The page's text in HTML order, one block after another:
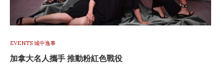
EVENTS 城中逸事
加拿大名人攜手 推動粉紅色戰役